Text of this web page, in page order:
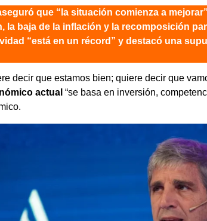
que “la situación comienza a
la baja de la inflación y la recomposición
“está en un récord” y destacó una
decir que estamos bien; quiere decir que
actual “se basa en inversión,